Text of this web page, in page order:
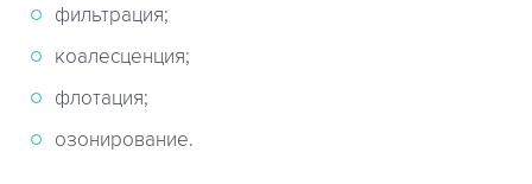
фильтрация;
коалесценция;
флотация;
озонирование.